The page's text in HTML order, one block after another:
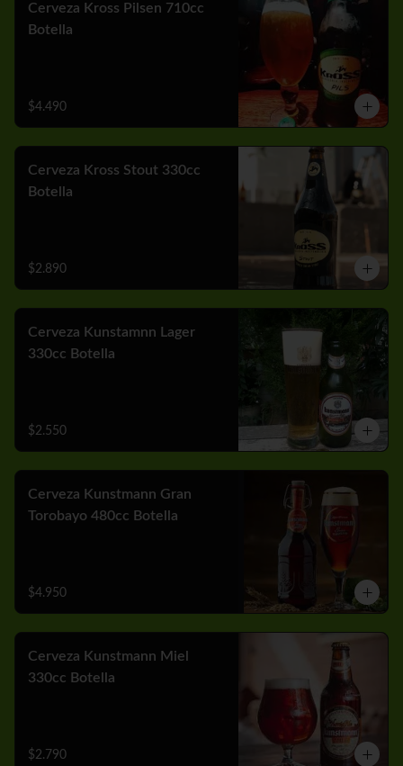
Cerveza Kross Pilsen 710cc
Botella
$4.490
Cerveza Kross Stout 330cc
Botella
$2.890
Cerveza Kunstamnn Lager
330cc Botella
$2.550
Cerveza Kunstmann Gran
Torobayo 480cc Botella
$4.950
Cerveza Kunstmann Miel
330cc Botella
$2.790